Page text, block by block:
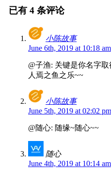
已有 4 条评论
小陈故事
June 6th, 2019 at 10:18 am
@子渔: 关键是你名字
人焉之鱼之乐~~
小陈故事
June 5th, 2019 at 02:02 pm
@随心: 随缘~随心~~
随心
June 4th, 2019 at 10:14 am